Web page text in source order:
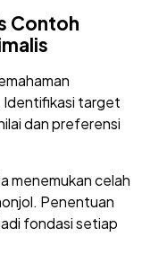
Contoh
Identifikasi target
dan preferensi
menemukan celah
Penentuan
fondasi setiap